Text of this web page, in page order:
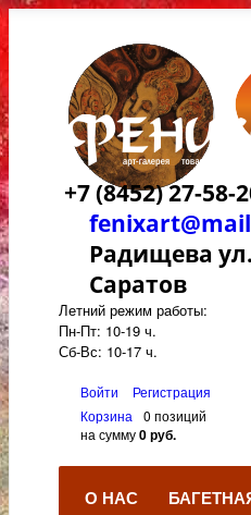
+7 (8452) 27-58-
Радищева
Саратов
Летний режим работы:
Пн-Пт: 10-19 ч.
Сб-Вс: 10-17 ч.
Войти
Регистрация
Корзина
0 позиций
на сумму0 руб.
О НАС